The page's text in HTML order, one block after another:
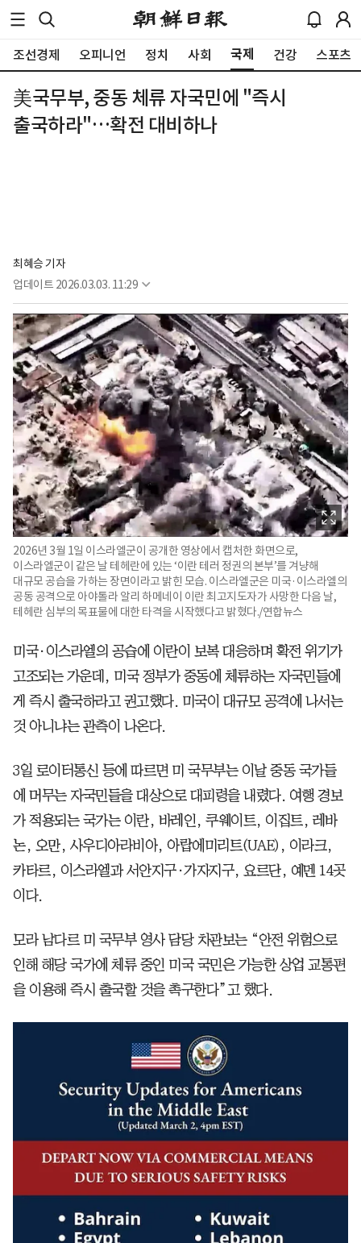
조선경제 오피니언 정치 사회 국제 건강 스포츠
美국무부, 중동 체류 자국민에 "즉시
출국하라"…확전 대비하나
최혜승 기자
업데이트 2026.03.03. 11:29
2026년 3월 1일 이스라엘군이 공개한 영상에서 캡처한 화면으로,
이스라엘군이 같은 날 테헤란에 있는 ‘이란 테러 정권의 본부’를 겨냥해
대규모 공습을 가하는 장면이라고 밝힌 모습. 이스라엘군은 미국·이스라엘의
공동 공격으로 아야톨라 알리 하메네이 이란 최고지도자가 사망한 다음 날,
테헤란 심부의 목표물에 대한 타격을 시작했다고 밝혔다./연합뉴스
미국·이스라엘의 공습에 이란이 보복 대응하며 확전 위기가
고조되는 가운데, 미국 정부가 중동에 체류하는 자국민들에
게 즉시 출국하라고 권고했다. 미국이 대규모 공격에 나서는
것 아니냐는 관측이 나온다.
3일 로이터통신 등에 따르면 미 국무부는 이날 중동 국가들
에 머무는 자국민들을 대상으로 대피령을 내렸다. 여행 경보
가 적용되는 국가는 이란, 바레인, 쿠웨이트, 이집트, 레바
논, 오만, 사우디아라비아, 아랍에미리트(UAE), 이라크,
카타르, 이스라엘과 서안지구·가자지구, 요르단, 예멘 14곳
이다.
모라 남다르 미 국무부 영사 담당 차관보는 “안전 위험으로
인해 해당 국가에 체류 중인 미국 국민은 가능한 상업 교통편
을 이용해 즉시 출국할 것을 촉구한다”고 했다.